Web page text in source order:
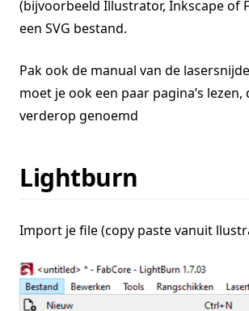
(bijvoorbeeld Illustrator, Inkscape of
een SVG bestand.
Pak ook de manual van de
moet je ook een paar pagina’s lezen,
verderop genoemd
Lightburn
Import je file (copy paste vanuit